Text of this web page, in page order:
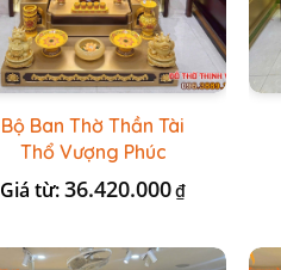
Bộ Ban Thờ Thần Tài
Thổ Vượng Phúc
Trường + Bộ Đồ Sứ Cao
Cấp Gấm Vàng
Giá từ:36.420.000₫